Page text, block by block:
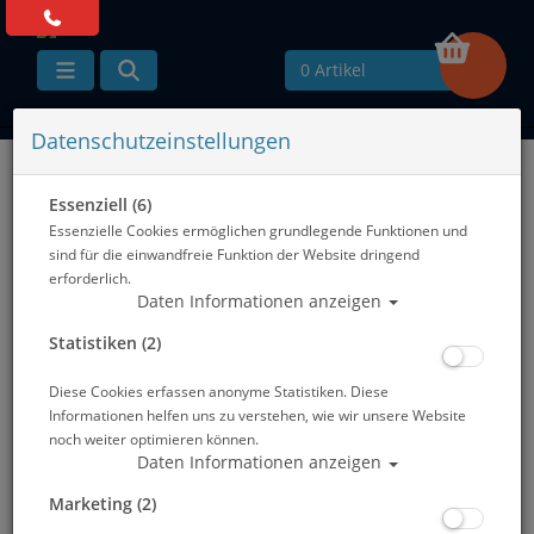
0 Artikel
Zurück
Alle Artikel zeigen aus: Tauchlampen
Datenschutzeinstellungen
Essenziell (6)
Essenzielle Cookies ermöglichen grundlegende Funktionen und
sind für die einwandfreie Funktion der Website dringend
erforderlich.
Daten Informationen anzeigen
Statistiken (2)
Diese Cookies erfassen anonyme Statistiken. Diese
Informationen helfen uns zu verstehen, wie wir unsere Website
noch weiter optimieren können.
Daten Informationen anzeigen
Marketing (2)